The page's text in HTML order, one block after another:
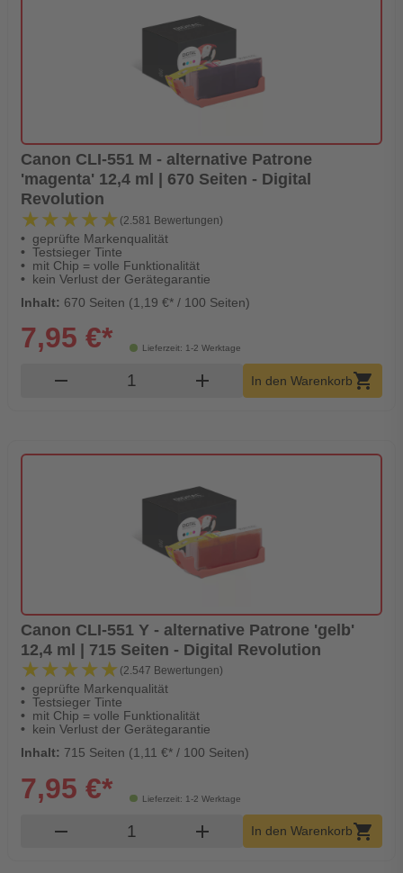
Canon CLI-551 M - alternative Patrone
'magenta' 12,4 ml | 670 Seiten - Digital
Revolution
★★★★★
★★★★★ (2.581 Bewertungen)
geprüfte Markenqualität
Testsieger Tinte
mit Chip = volle Funktionalität
kein Verlust der Gerätegarantie
Inhalt: 670 Seiten (1,19 €* / 100 Seiten)
Lieferzeit: 1-2 Werktage
7,95 €*
remove Produkt Warenkorb Menge
add In den Warenkorbshopping_cart
Canon CLI-551 Y - alternative Patrone 'gelb'
12,4 ml | 715 Seiten - Digital Revolution
★★★★★
★★★★★ (2.547 Bewertungen)
geprüfte Markenqualität
Testsieger Tinte
mit Chip = volle Funktionalität
kein Verlust der Gerätegarantie
Inhalt: 715 Seiten (1,11 €* / 100 Seiten)
Lieferzeit: 1-2 Werktage
7,95 €*
remove Produkt Warenkorb Menge
add In den Warenkorbshopping_cart